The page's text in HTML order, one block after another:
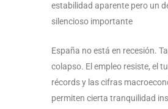
estabilidad aparente pero un
silencioso importante
España no está en recesión.
colapso. El empleo resiste, el
récords y las cifras
permiten cierta tranquilidad